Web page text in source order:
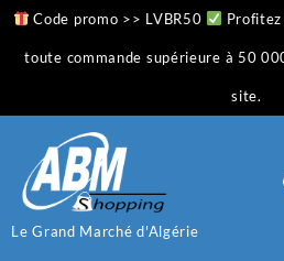
Skip
content
Code promo >> LVBR50
toute commande supérieure à 50
site.
Le Grand Marché d'Algérie